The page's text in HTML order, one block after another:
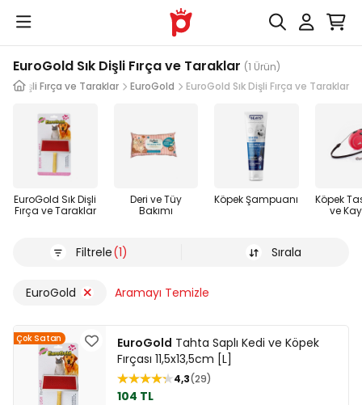
EuroGold Sık Dişli Fırça ve Taraklar (1 Ürün)
Sık Dişli Fırça ve Taraklar
EuroGold EuroGold Sık Dişli Fırça ve Taraklar
EuroGold Sık Dişli
Fırça ve Taraklar
Deri ve Tüy
Bakımı
Köpek Şampuanı
Köpek
ve
Filtrele(1) Sırala
EuroGold Aramayı Temizle
Çok Satan EuroGold Tahta Saplı Kedi ve Köpek
Fırçası 11,5x13,5cm [L]
4,3 29
104 TL